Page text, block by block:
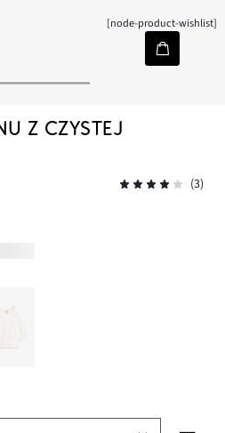
[node-product-wishlist]
Z CZYSTEJ
(3)